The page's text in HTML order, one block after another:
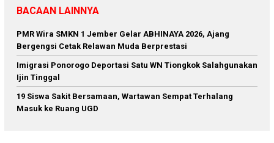
BACAAN LAINNYA
PMR Wira SMKN 1 Jember Gelar ABHINAYA 2026, Ajang
Bergengsi Cetak Relawan Muda Berprestasi
Imigrasi Ponorogo Deportasi Satu WN Tiongkok Salahgunakan
Ijin Tinggal
19 Siswa Sakit Bersamaan, Wartawan Sempat Terhalang
Masuk ke Ruang UGD